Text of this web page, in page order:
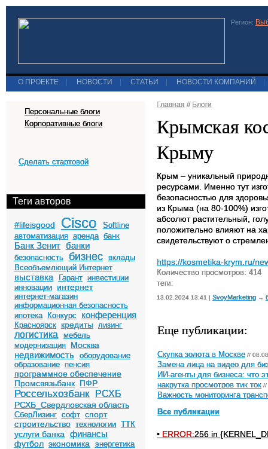
Регион:
О ПРОЕКТЕ НОВОСТИ СТАТЬИ НОВОСТИ КОМПАНИЙ
Персональные блоги
Корпоративные блоги
Сделать стартовой
Теги авторов
#lifeisgood Cisco
Softline
автоматизация аренда банк
Банк Зенит банки
безопасность бизнес
вклады
Всеобъемлющий Интернет
выставка Гарант инвестиции
инновации
интернет
интернет-магазин
информационная безопасность
ипотека
Конкурс конференция
Красноярск кредиты лизинг
логистика
мебель
модернизация
Москва
недвижимость оборудование
образование пенсия
программное обеспечение
Промсвязьбанк ПФР
Россельхозбанк РСХБ
РСХБ_Свердловская область
СберЛизинг софт спорт
строительство технологии ТТК
услуги банка финансы
футбол экономика энергетика
Главная // Блоги
Крымская
Крыму
Крым – уникальный
ресурсами. Именно тут
безопасностью для
из Крыма (на 80-100%)
абсолют растительный,
положительно влияют на
свидетельствуют о
https://kosmetika-krym.ru/
Количество просмотров: 414
теги:
13.02.2024 13:41 | SvoyMarketing →
Еще публикации:
Скупка золота в Москве //
Замена лица на видео для
ИИ-агенты для бизнеса: что
накрутка просмотров тик ток //
Важность мониторинга
Все публикации
• ERROR:256 in